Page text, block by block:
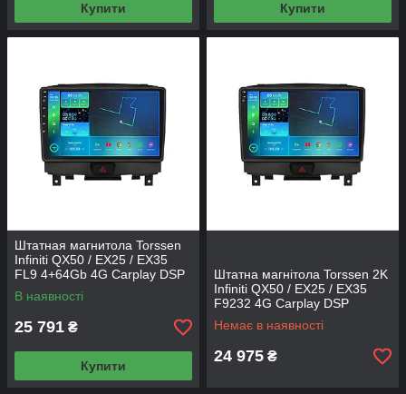
Купити Купити
Штатная магнитола Torssen
Infiniti QX50 / EX25 / EX35
FL9 4+64Gb 4G Carplay DSP
В наявності
25 791 ₴
Купити
Штатна магнітола Torssen 2K
Infiniti QX50 / EX25 / EX35
F9232 4G Carplay DSP
Немає в наявності
24 975 ₴